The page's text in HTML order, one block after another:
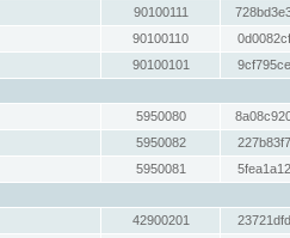
90100111
90100110
90100101
5950080
5950082
5950081
42900201